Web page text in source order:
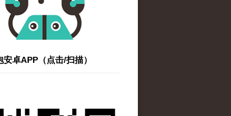
安卓APP（点击/扫描）